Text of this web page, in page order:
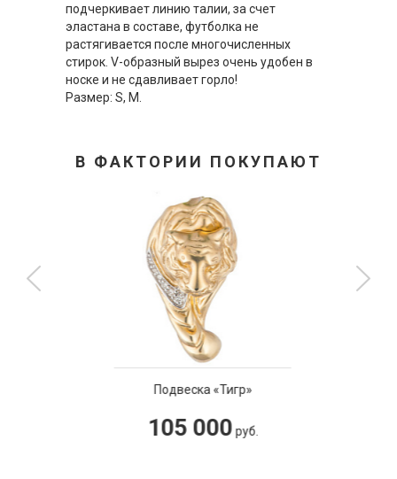
подчеркивает линию талии, за счет
эластана в составе, футболка не
растягивается после многочисленных
стирок. V-образный вырез очень удобен в
носке и не сдавливает горло!
Размер: S, М.
В ФАКТОРИИ ПОКУПАЮТ
Подвеска «Тигр»
105 000руб.